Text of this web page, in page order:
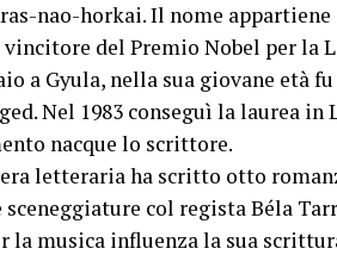
nao-horkai. Il nome
del Premio Nobel per la
a Gyula, nella sua giovane età
Nel 1983 conseguì la laurea
nacque lo scrittore.
letteraria ha scritto otto
col regista Béla
la musica influenza la sua